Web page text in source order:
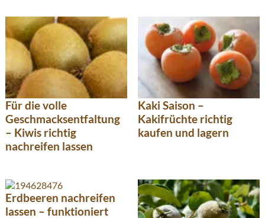
Für die volle
Geschmacksentfaltung
– Kiwis richtig
nachreifen lassen
Kaki Saison –
Kakifrüchte richtig
kaufen und lagern
Erdbeeren nachreifen
lassen – funktioniert